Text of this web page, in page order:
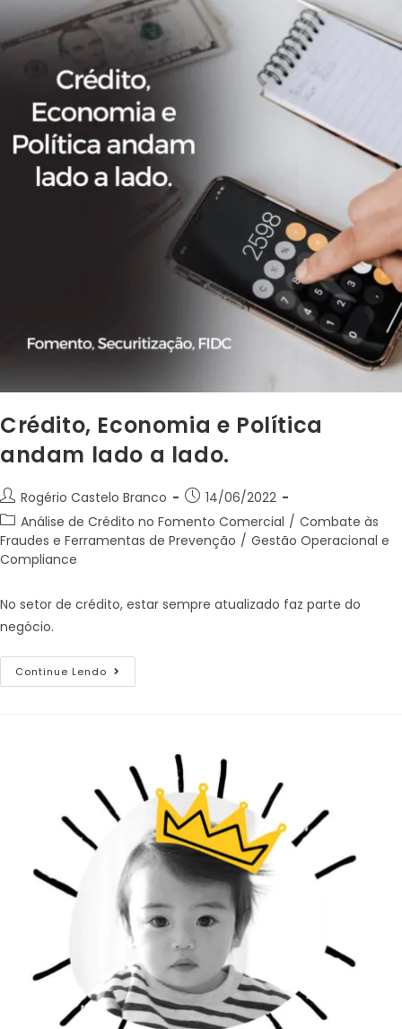
Crédito, Economia e Política
andam lado a lado.
Rogério Castelo Branco
14/06/2022
Análise de Crédito no Fomento Comercial / Combate às
Fraudes e Ferramentas de Prevenção / Gestão Operacional e
Compliance
No setor de crédito, estar sempre atualizado faz parte do
negócio.
Continue Lendo